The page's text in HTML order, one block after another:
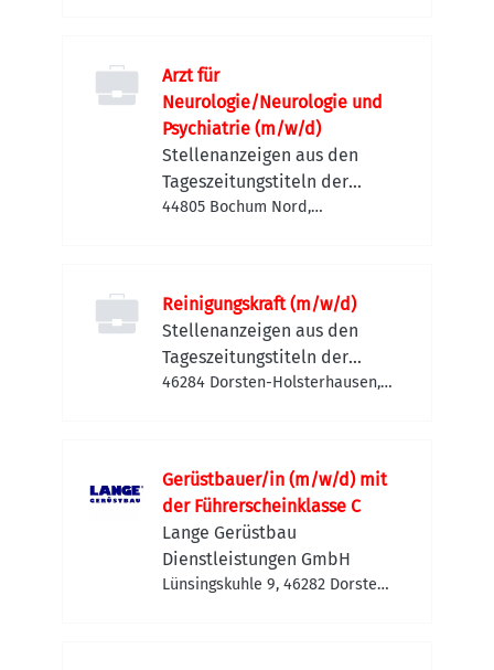
Arzt für
Neurologie/Neurologie und
Psychiatrie (m/w/d)
Stellenanzeigen aus den
Tageszeitungstiteln der
FUNKE MEDIEN NRW
44805 Bochum Nord,
Reinigungskraft (m/w/d)
Stellenanzeigen aus den
Tageszeitungstiteln der
FUNKE MEDIEN NRW
46284 Dorsten-Holsterhausen,
Gerüstbauer/in (m/w/d) mit
der Führerscheinklasse C
Lange Gerüstbau
Dienstleistungen GmbH
Lünsingskuhle 9, 46282 Dorsten,